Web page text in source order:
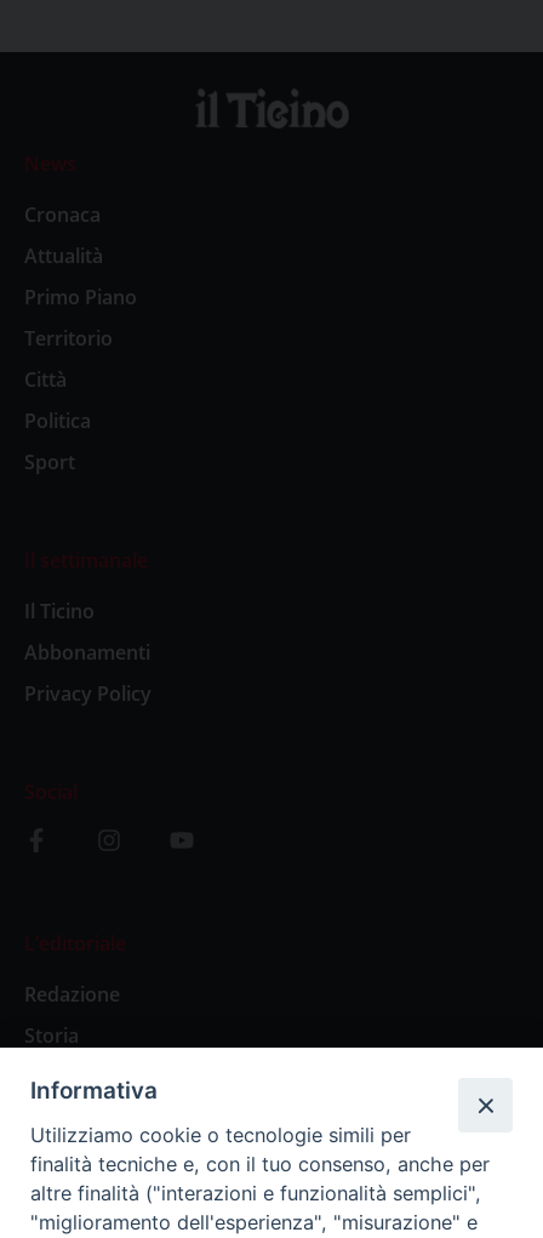
News
Cronaca
Attualità
Primo Piano
Territorio
Città
Politica
Sport
Il settimanale
Il Ticino
Abbonamenti
Privacy Policy
Social
L’editoriale
Redazione
Storia
Abbonamenti
Abbonamento Annuale Digitale
Abbonamento Annuale Cartaceo
Informativa
Utilizziamo cookie o tecnologie simili per
finalità tecniche e, con il tuo consenso, anche per
altre finalità ("interazioni e funzionalità semplici",
"miglioramento dell'esperienza", "misurazione" e